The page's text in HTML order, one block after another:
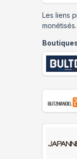
Les liens
monétisés.